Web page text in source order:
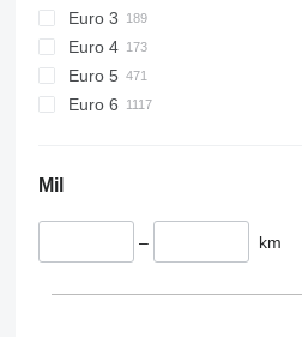
Euro 3
Euro 4
Euro 5
Euro 6
Mil
– km